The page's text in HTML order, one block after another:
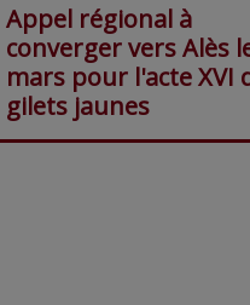
Appel régional à
converger vers Alès
mars pour l'acte XVI
gilets jaunes